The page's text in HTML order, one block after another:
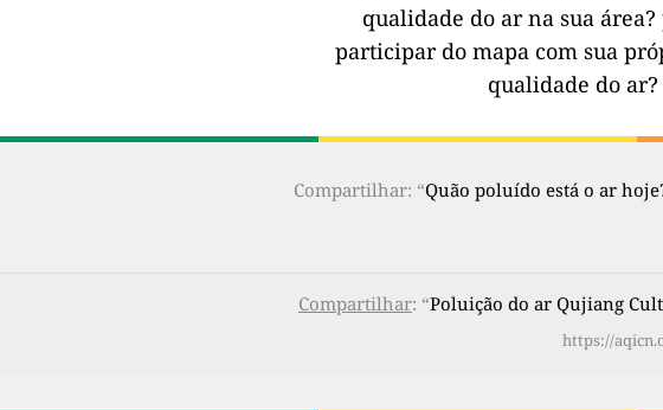
qualidade do ar na sua área?
participar do mapa com sua
qualidade do ar?
Compartilhar: “Quão poluído está o ar
Compartilhar: “Poluição do ar Qujiang
https://